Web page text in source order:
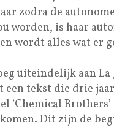
zodra de
worden, is haar
wordt alles wat er
uiteindelijk aan La
een tekst die drie
‘Chemical
Dit zijn de